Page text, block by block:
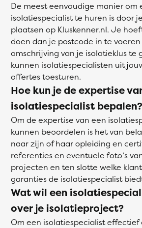
De meest eenvoudige manier om
isolatiespecialist te huren is door
plaatsen op Kluskenner.nl. Je
doen dan je postcode in te
omschrijving van je isolatieklus te
kunnen isolatiespecialisten uit
offertes toesturen.
Hoe kun je de expertise
isolatiespecialist bepalen?
Om de expertise van een
kunnen beoordelen is het van
naar zijn of haar opleiding en
referenties en eventuele foto’s
projecten en ten slotte welke
garanties de isolatiespecialist
Wat wil een
over je isolatieproject?
Om een isolatiespecialist